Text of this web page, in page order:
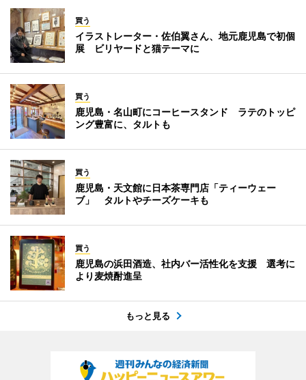
買う
イラストレーター・佐伯翼さん、地元鹿児島で初個
展 ビリヤードと猫テーマに
買う
鹿児島・名山町にコーヒースタンド ラテのトッピ
ング豊富に、タルトも
買う
鹿児島・天文館に日本茶専門店「ティーウェー
ブ」 タルトやチーズケーキも
買う
鹿児島の浜田酒造、社内バー活性化を支援 選考に
より麦焼酎進呈
もっと見る